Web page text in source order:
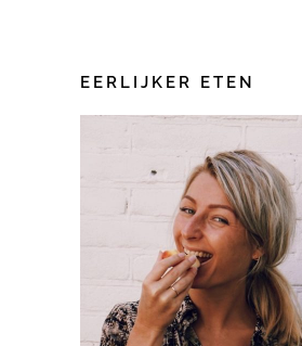
EERLIJKER ETEN